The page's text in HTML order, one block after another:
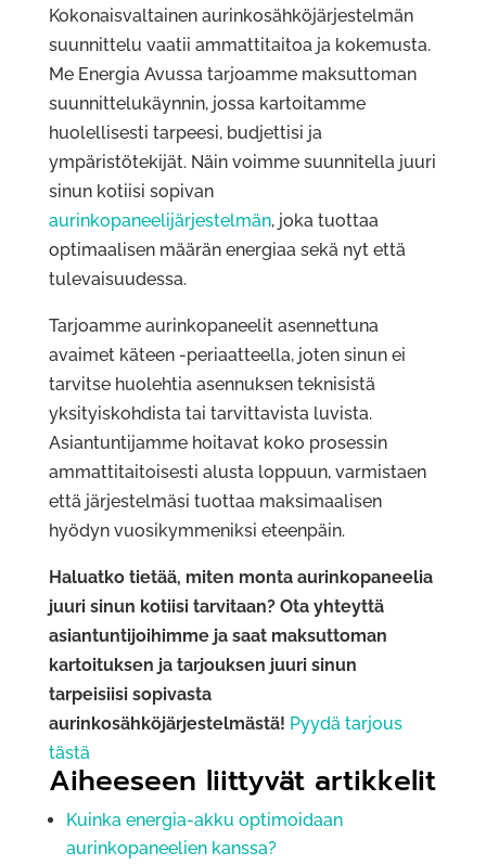
Kokonaisvaltainen aurinkosähköjärjestelmän
suunnittelu vaatii ammattitaitoa ja kokemusta.
Me Energia Avussa tarjoamme maksuttoman
suunnittelukäynnin, jossa kartoitamme
huolellisesti tarpeesi, budjettisi ja
ympäristötekijät. Näin voimme suunnitella juuri
sinun kotiisi sopivan
aurinkopaneelijärjestelmän, joka tuottaa
optimaalisen määrän energiaa sekä nyt että
tulevaisuudessa.
Tarjoamme aurinkopaneelit asennettuna
avaimet käteen -periaatteella, joten sinun ei
tarvitse huolehtia asennuksen teknisistä
yksityiskohdista tai tarvittavista luvista.
Asiantuntijamme hoitavat koko prosessin
ammattitaitoisesti alusta loppuun, varmistaen
että järjestelmäsi tuottaa maksimaalisen
hyödyn vuosikymmeniksi eteenpäin.
Haluatko tietää, miten monta aurinkopaneelia
juuri sinun kotiisi tarvitaan? Ota yhteyttä
asiantuntijoihimme ja saat maksuttoman
kartoituksen ja tarjouksen juuri sinun
tarpeisiisi sopivasta
aurinkosähköjärjestelmästä! Pyydä tarjous
tästä
Aiheeseen liittyvät artikkelit
Kuinka energia-akku optimoidaan
aurinkopaneelien kanssa?